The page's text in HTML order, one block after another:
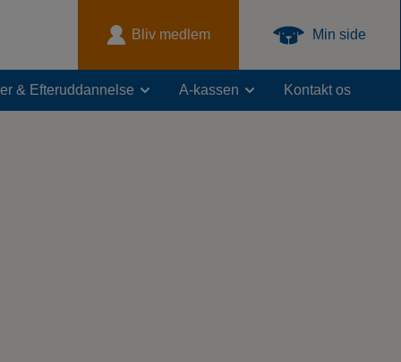
Bliv medlem Min side
& Efteruddannelse A-kassen Kontakt os